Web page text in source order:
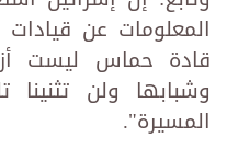
المعلومات عن
قادة حماس ليست
وشبابها ولن تثنينا
المسيرة".